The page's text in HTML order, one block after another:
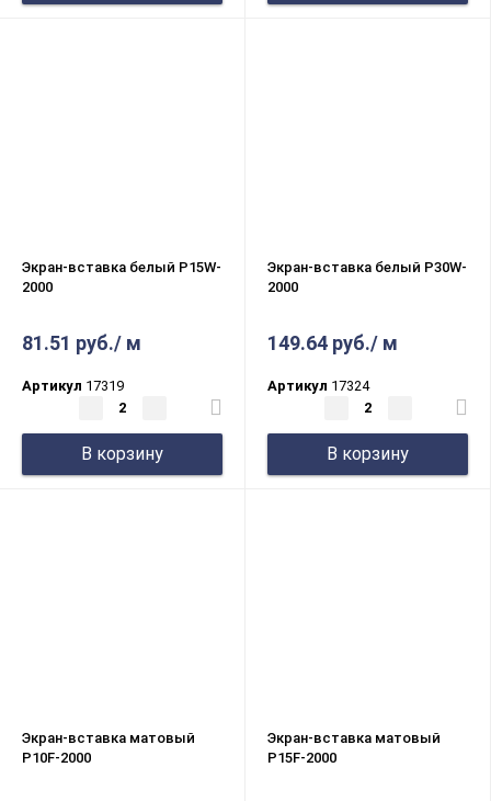
Экран-вставка белый P15W-
2000
81.51 руб./ м
Артикул 17319
В корзину
Экран-вставка белый P30W-
2000
149.64 руб./ м
Артикул 17324
В корзину
Экран-вставка матовый
P10F-2000
Экран-вставка матовый
P15F-2000